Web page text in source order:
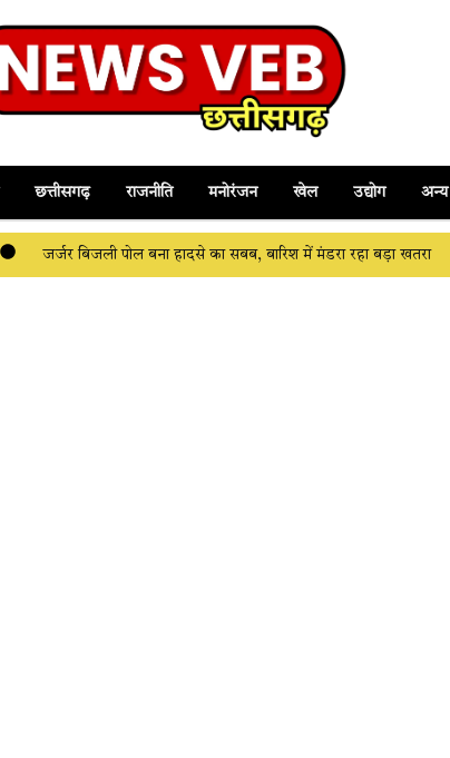
छत्तीसगढ़ राजनीति मनोरंजन खेल उद्योग अन्य
जर्जर बिजली पोल बना हादसे का सबब, बारिश में मंडरा रहा बड़ा खतरा